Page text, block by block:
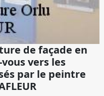
de façade en
vers les
par le peintre